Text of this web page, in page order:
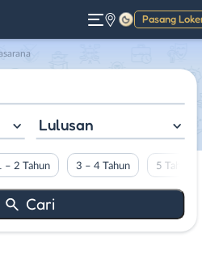
Pasang
Gelap
Lulusan
– 2 Tahun 3 – 4 Tahun 5 Tahun